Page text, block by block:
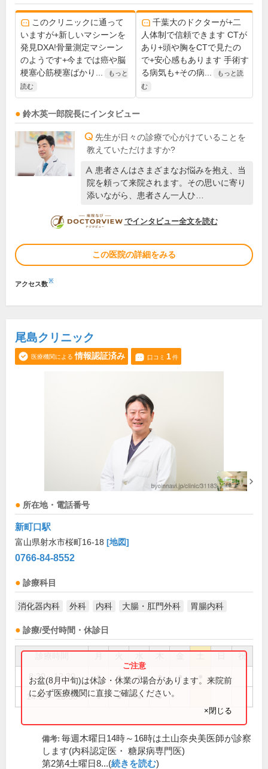
このクリニックに通って
いますが+新しいマシーンを
発見DXA!骨量測定マシーン
のようです+今までは癌や脳
梗塞心筋梗塞ばかり...
もっと
読む
千葉大のドクターが+二
人体制で信頼できます CTが
あり+頭や胸をCTで見たの
で+安心感もあります 手術す
る病気も+その病...
もっと読
む
鈴木英一郎院長にインタビュー
先生が日々の診療で心がけていることを
教えていただけますか?
患者さんはさまざまなお悩みを抱え、当
院を頼って来院されます。その思いに寄り
添いながら、患者さん一人ひ…
DOCTORVIEW
でインタビュー全文を読む
この医院の詳細をみる
アクセス数※
尾島クリニック
医療機関による 情報認証済み 口コミ 1件
所在地・電話番号
新町口駅
富山県射水市桜町16-18 [地図]
0766-84-8552
診療科目
消化器内科 外科 内科 大腸・肛門外科 胃腸内科
診療/受付時間・休診日
祝
8:30～12:30 ● ● ● ● ●
14:00～18:30 ● ● ● ●
お盆(8月中旬)は休診・休業の場合があります。来院前
に必ず医療機関に直接ご確認ください。
×閉じる
備考: 毎週木曜日14時～16時は土山奈央美医師が診察
します(内科認定医・ 糖尿病専門医)
第2第4土曜日8...(続きを読む)